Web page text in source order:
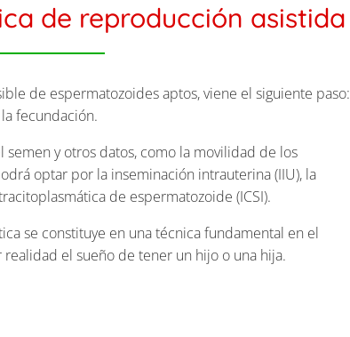
de reproducción asistida
de espermatozoides aptos, viene el siguiente paso:
fecundación.
semen y otros datos, como la movilidad de los
optar por la inseminación intrauterina (IIU), la
de espermatozoide (ICSI).
se constituye en una técnica fundamental en el
el sueño de tener un hijo o una hija.